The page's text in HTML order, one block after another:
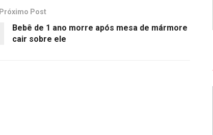
Próximo Post
Bebê de 1 ano morre após mesa de mármore
cair sobre ele